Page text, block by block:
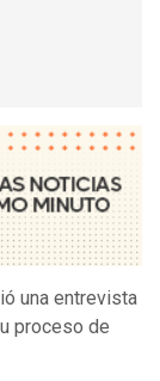
una entrevista
proceso de